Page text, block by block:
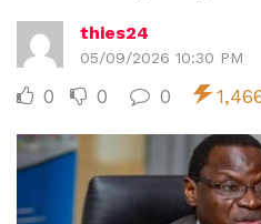
thies24
05/09/2026 10:30 PM
0 0 0